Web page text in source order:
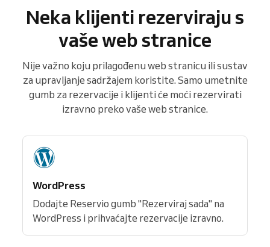
Neka klijenti rezerviraju s
vaše web stranice
Nije važno koju prilagođenu web stranicu ili sustav
za upravljanje sadržajem koristite. Samo umetnite
gumb za rezervacije i klijenti će moći rezervirati
izravno preko vaše web stranice.
WordPress
Dodajte Reservio gumb "Rezerviraj sada" na
WordPress i prihvaćajte rezervacije izravno.